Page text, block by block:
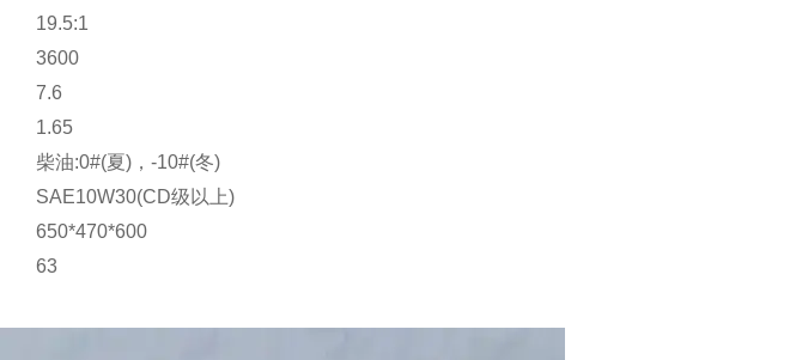
19.5:1
3600
7.6
1.65
柴油:0#(夏)，-10#(冬)
SAE10W30(CD级以上)
650*470*600
63